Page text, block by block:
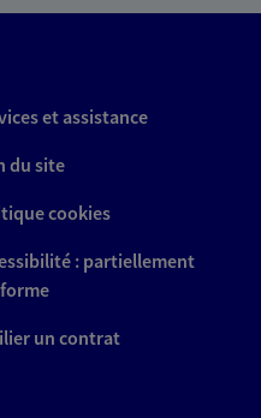
et assistance
du site
cookies
: partiellement
un contrat